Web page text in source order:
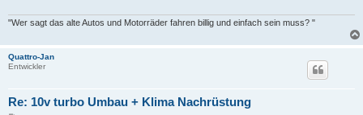
"Wer sagt das alte Autos und Motorräder fahren billig und einfach sein muss? "
Quattro-Jan
Entwickler
Re: 10v turbo Umbau + Klima Nachrüstung